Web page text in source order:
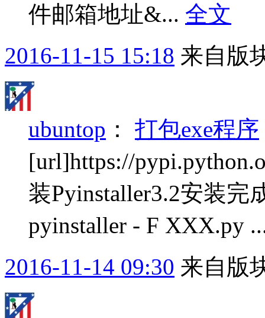
件邮箱地址&... 全文
2016-11-15 15:18 来自版
ubuntop ： 打包exe程序
[url]https://
装Pyinstaller3.2安装完
pyinstaller - F XXX.py
2016-11-14 09:30 来自版